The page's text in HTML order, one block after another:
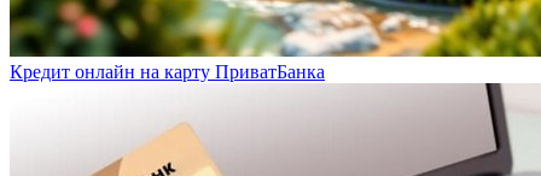
Кредит онлайн на карту ПриватБанка